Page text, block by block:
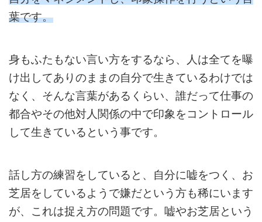
葉です。
身もふたもない言い方をするなら、人は全てを曝
け出してありのままの自分で生きているわけでは
なく、そんな言葉があるくらい、誰だって仕事の
都合やその他対人関係の中で印象をコントロール
して生きているという事です。
話し方の練習をしていると、自分に嘘をつく、お
芝居をしているようで嫌だという方も稀にいます
が、これは捉え方の問題です。 嘘やお芝居という